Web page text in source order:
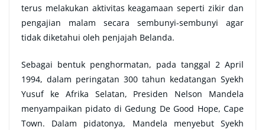
terus melakukan aktivitas keagamaan seperti zikir dan
pengajian malam secara sembunyi-sembunyi agar
tidak diketahui oleh penjajah Belanda.
Sebagai bentuk penghormatan, pada tanggal 2 April
1994, dalam peringatan 300 tahun kedatangan Syekh
Yusuf ke Afrika Selatan, Presiden Nelson Mandela
menyampaikan pidato di Gedung De Good Hope, Cape
Town. Dalam pidatonya, Mandela menyebut Syekh